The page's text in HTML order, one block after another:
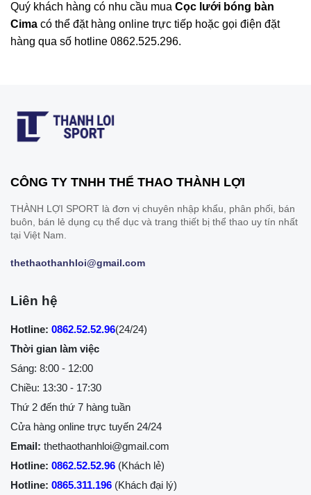
Quý khách hàng có nhu cầu mua Cọc lưới bóng bàn
Cima có thể đặt hàng online trực tiếp hoặc gọi điện đặt
hàng qua số hotline 0862.525.296.
CÔNG TY TNHH THỂ THAO THÀNH LỢI
THÀNH LỢI SPORT là đơn vị chuyên nhập khẩu, phân phối, bán
buôn, bán lẻ dụng cụ thể dục và trang thiết bị thể thao uy tín nhất
tại Việt Nam.
thethaothanhloi@gmail.com
Liên hệ
Hotline: 0862.52.52.96(24/24)
Thời gian làm việc
Sáng: 8:00 - 12:00
Chiều: 13:30 - 17:30
Thứ 2 đến thứ 7 hàng tuần
Cửa hàng online trực tuyến 24/24
Email: thethaothanhloi@gmail.com
Hotline: 0862.52.52.96 (Khách lẻ)
Hotline: 0865.311.196 (Khách đại lý)